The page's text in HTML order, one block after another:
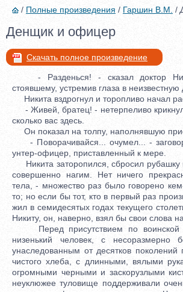
/ Полные произведения / Гаршин В.М. /
Денщик и офицер
Скачать полное произведение
- Разденься! - сказал доктор
стоявшему, устремив глаза в неизвестную
Никита вздрогнул и торопливо начал
- Живей, братец! - нетерпеливо
сколько вас здесь.
Он показал на толпу, наполнявшую
- Поворачивайся... очумел... -
унтер-офицер, приставленный к мере.
Никита заторопился, сбросил рубашку
совершенно нагим. Нет ничего
тела, - множество раз было говорено
то; но если бы тот, кто в первый раз
жил в семидесятых годах текущего
Никиту, он, наверно, взял бы свои слова
Перед присутствием по воинской
низенький человек, с несоразмерно
унаследованным от десятков
чистого хлеба, с длинными, вялыми
огромными черными и заскорузлыми
неуклюжее туловище поддерживали